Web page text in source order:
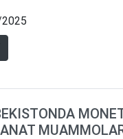
va institutsional
bilan birga,
kichik va oʻrta
moliya tizimining
hisoblanadi.